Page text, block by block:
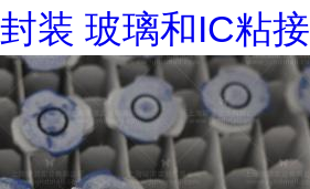
封装 玻璃和IC粘接